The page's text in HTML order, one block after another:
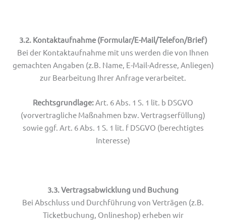
3.2. Kontaktaufnahme (Formular/E-Mail/Telefon/Brief)
Bei der Kontaktaufnahme mit uns werden die von Ihnen
gemachten Angaben (z.B. Name, E-Mail-Adresse, Anliegen)
zur Bearbeitung Ihrer Anfrage verarbeitet.
Rechtsgrundlage:Art. 6 Abs. 1 S. 1 lit. b DSGVO
(vorvertragliche Maßnahmen bzw. Vertragserfüllung)
sowie ggf. Art. 6 Abs. 1 S. 1 lit. f DSGVO (berechtigtes
Interesse)
3.3. Vertragsabwicklung und Buchung
Bei Abschluss und Durchführung von Verträgen (z.B.
Ticketbuchung, Onlineshop) erheben wir